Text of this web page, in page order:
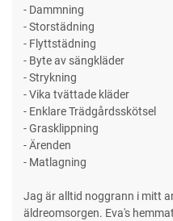
- Dammning
- Storstädning
- Flyttstädning
- Byte av sängkläder
- Strykning
- Vika tvättade kläder
- Enklare Trädgårdsskötsel
- Grasklippning
- Ärenden
- Matlagning
Jag är alltid noggrann i mitt
äldreomsorgen. Eva's